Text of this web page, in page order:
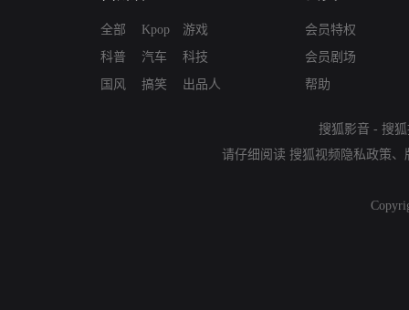
全部
科普
国风
Kpop
汽车
搞笑
游戏
科技
出品人
会员特权
会员剧场
帮助
搜狐影音 - 搜
请仔细阅读 搜狐视频隐私政策、